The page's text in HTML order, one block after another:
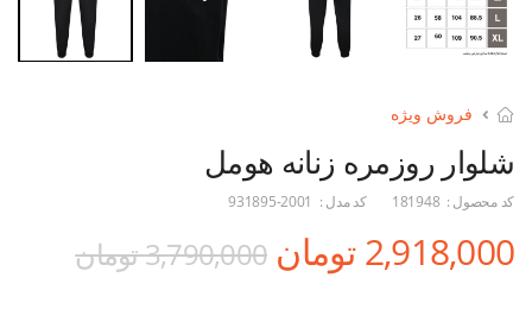
فروش ویژه
شلوار روزمره زنانه هومل
کد محصول : 181948 کد مدل : 931895-2001
2,918,000 تومان 3,790,000 تومان